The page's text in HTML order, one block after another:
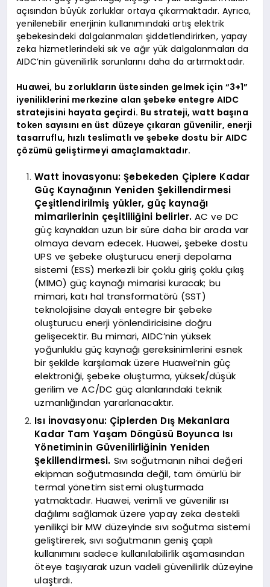
açısından büyük zorluklar ortaya çıkarmaktadır. Ayrıca,
yenilenebilir enerjinin kullanımındaki artış elektrik
şebekesindeki dalgalanmaları şiddetlendirirken, yapay
zeka hizmetlerindeki sık ve ağır yük dalgalanmaları da
AIDC’nin güvenilirlik sorunlarını daha da artırmaktadır.
Huawei, bu zorlukların üstesinden gelmek için “3+1”
iyeniliklerini merkezine alan şebeke entegre AIDC
stratejisini hayata geçirdi. Bu strateji, watt başına
token sayısını en üst düzeye çıkaran güvenilir, enerji
tasarruflu, hızlı teslimatlı ve şebeke dostu bir AIDC
çözümü geliştirmeyi amaçlamaktadır.
Watt İnovasyonu: Şebekeden Çiplere Kadar
Güç Kaynağının Yeniden Şekillendirmesi
Çeşitlendirilmiş yükler, güç kaynağı
mimarilerinin çeşitliliğini belirler.AC ve DC
güç kaynakları uzun bir süre daha bir arada var
olmaya devam edecek. Huawei, şebeke dostu
UPS ve şebeke oluşturucu enerji depolama
sistemi (ESS) merkezli bir çoklu giriş çoklu çıkış
(MIMO) güç kaynağı mimarisi kuracak; bu
mimari, katı hal transformatörü (SST)
teknolojisine dayalı entegre bir şebeke
oluşturucu enerji yönlendiricisine doğru
gelişecektir. Bu mimari, AIDC’nin yüksek
yoğunluklu güç kaynağı gereksinimlerini esnek
bir şekilde karşılamak üzere Huawei’nin güç
elektroniği, şebeke oluşturma, yüksek/düşük
gerilim ve AC/DC güç alanlarındaki teknik
uzmanlığından yararlanacaktır.
Isı İnovasyonu: Çiplerden Dış Mekanlara
Kadar Tam Yaşam Döngüsü Boyunca Isı
Yönetiminin Güvenilirliğinin Yeniden
Şekillendirmesi. Sıvı soğutmanın nihai değeri
ekipman soğutmasında değil, tam ömürlü bir
termal yönetim sistemi oluşturmada
yatmaktadır. Huawei, verimli ve güvenilir ısı
dağılımı sağlamak üzere yapay zeka destekli
yenilikçi bir MW düzeyinde sıvı soğutma sistemi
geliştirerek, sıvı soğutmanın geniş çaplı
kullanımını sadece kullanılabilirlik aşamasından
öteye taşıyarak uzun vadeli güvenilirlik düzeyine
ulaştırdı.